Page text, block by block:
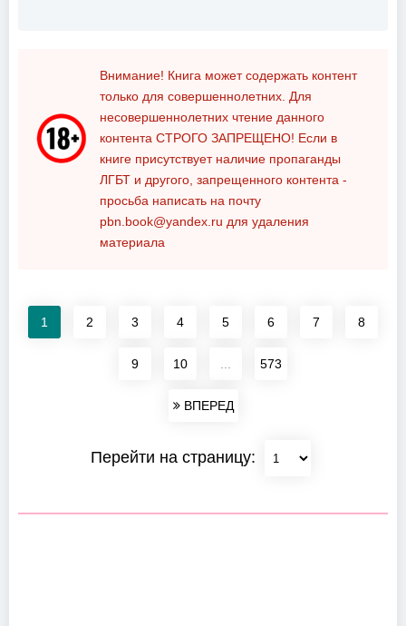
Внимание! Книга может содержать контент
только для совершеннолетних. Для
несовершеннолетних чтение данного
контента СТРОГО ЗАПРЕЩЕНО! Если в
книге присутствует наличие пропаганды
ЛГБТ и другого, запрещенного контента -
просьба написать на почту
pbn.book@yandex.ru для удаления
материала
1 2 3 4 5 6 7 8
9 10 ... 573
ВПЕРЕД
Перейти на страницу: